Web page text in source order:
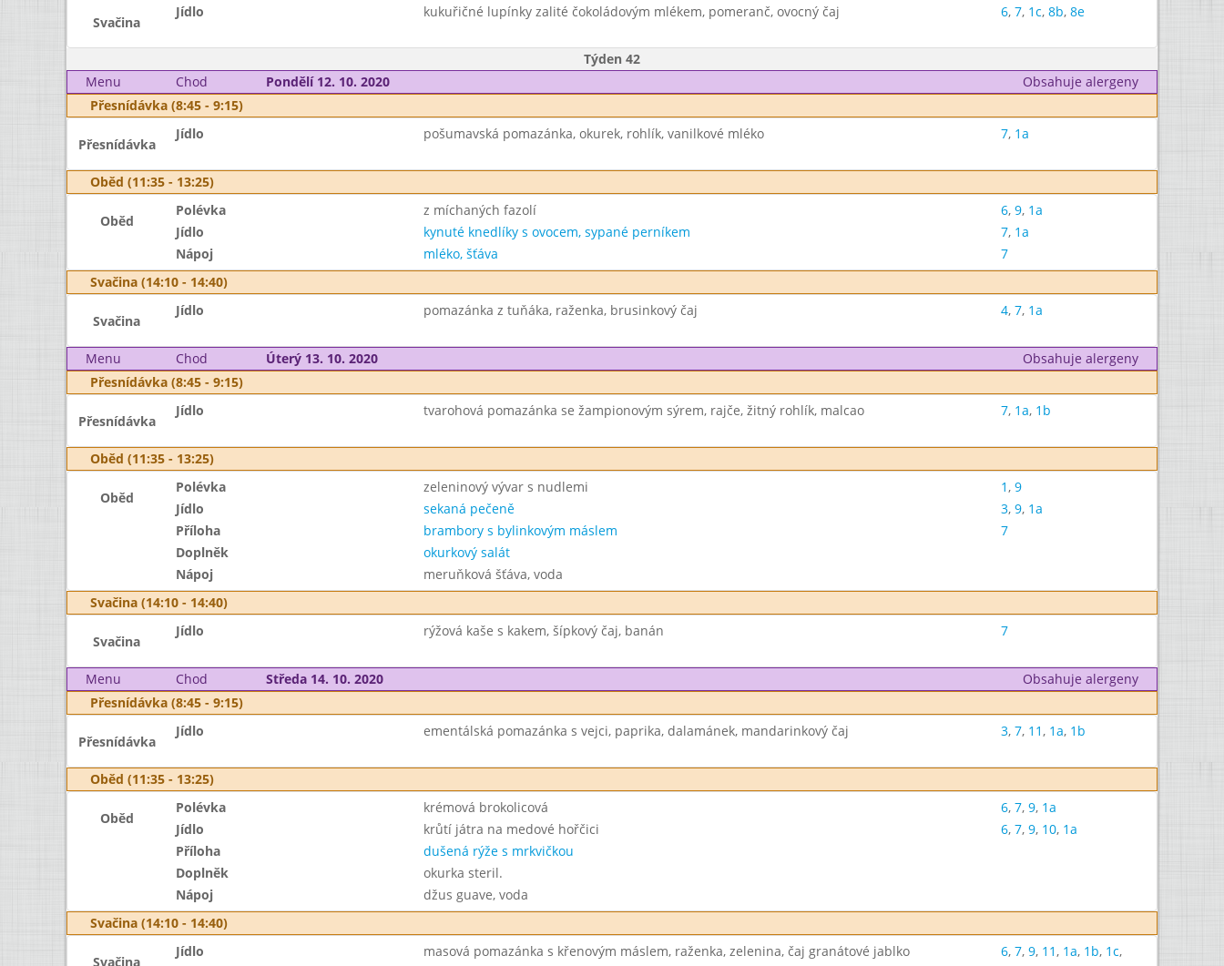
Svačina
Jídlo kukuřičné lupínky zalité čokoládovým mlékem, pomeranč, ovocný čaj 6, 7, 1c, 8b, 8e
Týden 42
Menu
Chod Pondělí 12. 10. 2020
Obsahuje alergeny
Přesnídávka (8:45 - 9:15)
Přesnídávka
Jídlo pošumavská pomazánka, okurek, rohlík, vanilkové mléko 7, 1a
Oběd (11:35 - 13:25)
Oběd
Polévka z míchaných fazolí 6, 9, 1a
Jídlo
kynuté knedlíky s ovocem, sypané perníkem 7, 1a
Nápoj
mléko, šťáva
7
Svačina (14:10 - 14:40)
Svačina
Jídlo pomazánka z tuňáka, raženka, brusinkový čaj 4, 7, 1a
Menu Chod Úterý 13. 10. 2020
Obsahuje alergeny
Přesnídávka (8:45 - 9:15)
Přesnídávka
Jídlo tvarohová pomazánka se žampionovým sýrem, rajče, žitný rohlík, malcao 7, 1a, 1b
Oběd (11:35 - 13:25)
Oběd
Polévka zeleninový vývar s nudlemi 1, 9
Jídlo
sekaná pečeně 3, 9, 1a
Příloha
brambory s bylinkovým máslem
7
Doplněk
okurkový salát
Nápoj
meruňková šťáva, voda
Svačina (14:10 - 14:40)
Svačina
Jídlo rýžová kaše s kakem, šípkový čaj, banán 7
Menu Chod Středa 14. 10. 2020
Obsahuje alergeny
Přesnídávka (8:45 - 9:15)
Přesnídávka
Jídlo ementálská pomazánka s vejci, paprika, dalamánek, mandarinkový čaj 3, 7, 11, 1a, 1b
Oběd (11:35 - 13:25)
Oběd
Polévka krémová brokolicová 6, 7, 9, 1a
Jídlo
krůtí játra na medové hořčici 6, 7, 9, 10, 1a
Příloha
dušená rýže s mrkvičkou
Doplněk
okurka steril.
Nápoj
džus guave, voda
Svačina (14:10 - 14:40)
Svačina
Jídlo masová pomazánka s křenovým máslem, raženka, zelenina, čaj granátové jablko 6, 7, 9, 11, 1a, 1b, 1c,